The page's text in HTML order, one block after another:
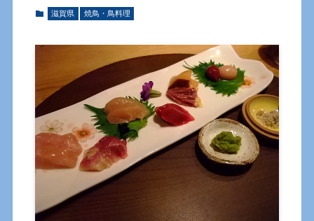
滋賀県 焼鳥・鳥料理